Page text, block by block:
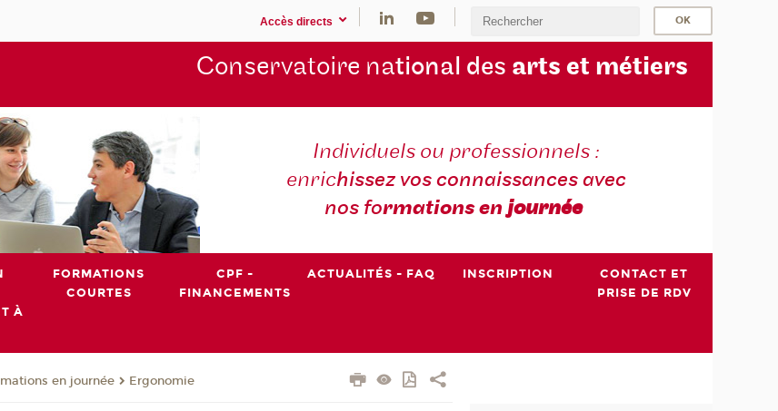
Accès directs
Conservatoire national des arts et métiers
Individuels ou professionnels :
enrichissez vos connaissances avec
nos formations enjournée
À
FORMATIONS
COURTES
CPF -
FINANCEMENTS
ACTUALITÉS - FAQ INSCRIPTION
CONTACT ET
PRISE DE RDV
en journée Ergonomie